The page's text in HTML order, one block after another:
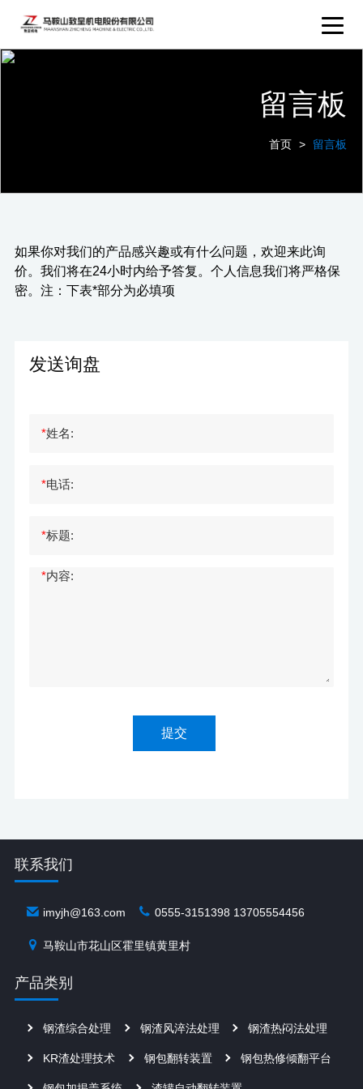
留言板
首页 > 留言板
如果你对我们的产品感兴趣或有什么问题，欢迎来此询
价。我们将在24小时内给予答复。个人信息我们将严格保
密。注：下表*部分为必填项
发送询盘
*姓名:
*电话:
*标题:
*内容:
提交
联系我们
imyjh@163.com 0555-3151398 13705554456
马鞍山市花山区霍里镇黄里村
产品类别
钢渣综合处理 钢渣风淬法处理 钢渣热闷法处理
KR渣处理技术 钢包翻转装置 钢包热修倾翻平台